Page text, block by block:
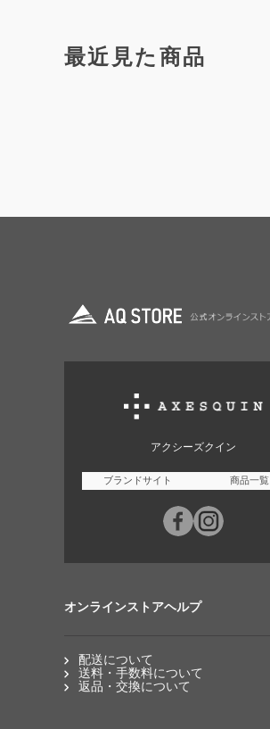
最近見た商品
アクシーズクイン
ブランドサイト 商品一覧
オンラインストアヘルプ
配送について
送料・手数料について
返品・交換について